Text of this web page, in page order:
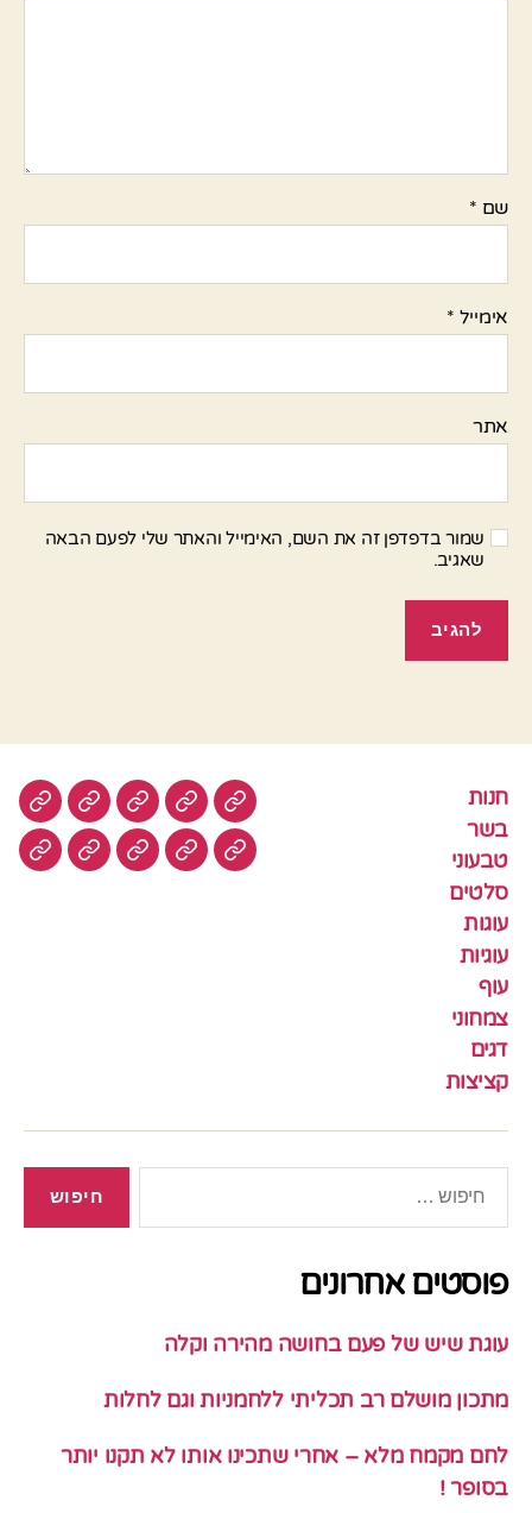
שם *
אימייל *
אתר
שמור בדפדפן זה את השם, האימייל והאתר שלי לפעם הבאה
שאגיב.
חנות
בשר
טבעוני
סלטים
עוגות
עוגיות
עוף
צמחוני
דגים
קציצות
חנות בשר טבעוניסלטים
עוגיותעוף צמחונידגים
פוסטים אחרונים
עוגת שיש של פעם בחושה מהירה וקלה
מתכון מושלם רב תכליתי ללחמניות וגם לחלות
לחם מקמח מלא – אחרי שתכינו אותו לא תקנו יותר
בסופר !